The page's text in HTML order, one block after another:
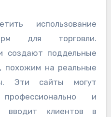
использование
для торговли.
создают поддельные
похожим на реальные
Эти сайты могут
и
вводит клиентов в